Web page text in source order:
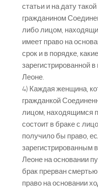
статьи и на дату
гражданином
либо лицом,
имеет право на
срок и в порядке,
зарегистрированной
Леоне.
4) Каждая женщина,
гражданкой
лицом, находящимся
состоит в браке с
получило бы право,
зарегистрированным
Леоне на основании
брак прерван
право на основании